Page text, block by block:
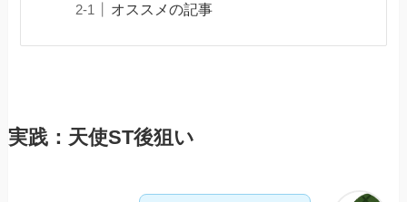
オススメの記事
実践：天使ST後狙い